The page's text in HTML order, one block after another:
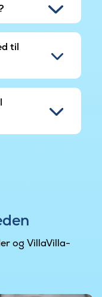
til
og VillaVilla-